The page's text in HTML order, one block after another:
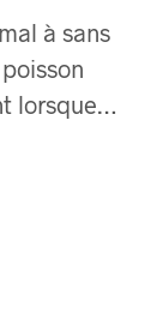
à sans
lorsque…